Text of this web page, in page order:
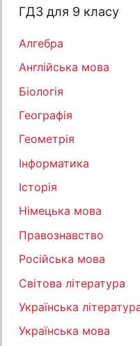
ГДЗ для 9 класу
Алгебра
Англійська мова
Біологія
Географія
Геометрія
Інформатика
Історія
Німецька мова
Правознавство
Російська мова
Світова література
Українська
Українська мова